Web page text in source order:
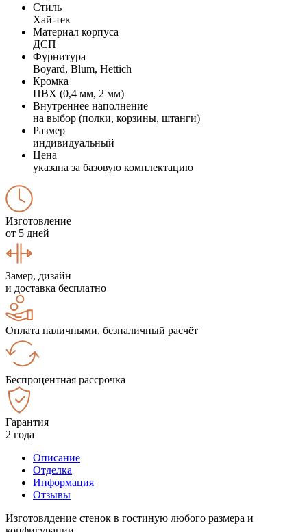
Стиль
Хай-тек
Материал корпуса
ДСП
Фурнитура
Boyard, Blum, Hettich
Кромка
ПВХ (0,4 мм, 2 мм)
Внутреннее наполнение
на выбор (полки, корзины, штанги)
Размер
индивидуальный
Цена
указана за базовую комплектацию
Изготовление
от 5 дней
Замер, дизайн
и доставка бесплатно
Оплата наличными, безналичный расчёт
Беспроцентная рассрочка
Гарантия
2 года
Описание
Отделка
Информация
Отзывы
Изготовлдение стенок в гостиную любого размера и